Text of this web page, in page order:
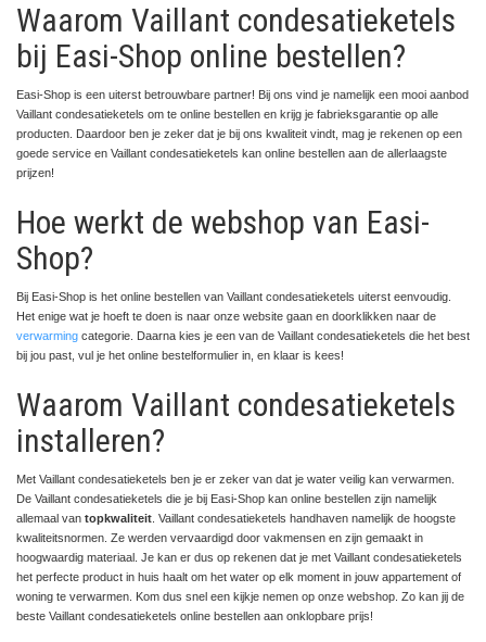
Waarom Vaillant condesatieketels
bij Easi-Shop online bestellen?
Easi-Shop is een uiterst betrouwbare partner! Bij ons vind je namelijk een mooi aanbod
Vaillant condesatieketels om te online bestellen en krijg je fabrieksgarantie op alle
producten. Daardoor ben je zeker dat je bij ons kwaliteit vindt, mag je rekenen op een
goede service en Vaillant condesatieketels kan online bestellen aan de allerlaagste
prijzen!
Hoe werkt de webshop van Easi-
Shop?
Bij Easi-Shop is het online bestellen van Vaillant condesatieketels uiterst eenvoudig.
Het enige wat je hoeft te doen is naar onze website gaan en doorklikken naar de
verwarming categorie. Daarna kies je een van de Vaillant condesatieketels die het best
bij jou past, vul je het online bestelformulier in, en klaar is kees!
Waarom Vaillant condesatieketels
installeren?
Met Vaillant condesatieketels ben je er zeker van dat je water veilig kan verwarmen.
De Vaillant condesatieketels die je bij Easi-Shop kan online bestellen zijn namelijk
allemaal van topkwaliteit . Vaillant condesatieketels handhaven namelijk de hoogste
kwaliteitsnormen. Ze werden vervaardigd door vakmensen en zijn gemaakt in
hoogwaardig materiaal. Je kan er dus op rekenen dat je met Vaillant condesatieketels
het perfecte product in huis haalt om het water op elk moment in jouw appartement of
woning te verwarmen. Kom dus snel een kijkje nemen op onze webshop. Zo kan jij de
beste Vaillant condesatieketels online bestellen aan onklopbare prijs!